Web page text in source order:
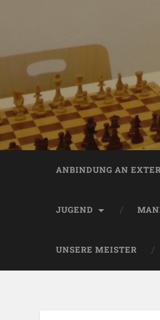
ANBINDUNG AN
JUGEND
UNSERE MEISTER